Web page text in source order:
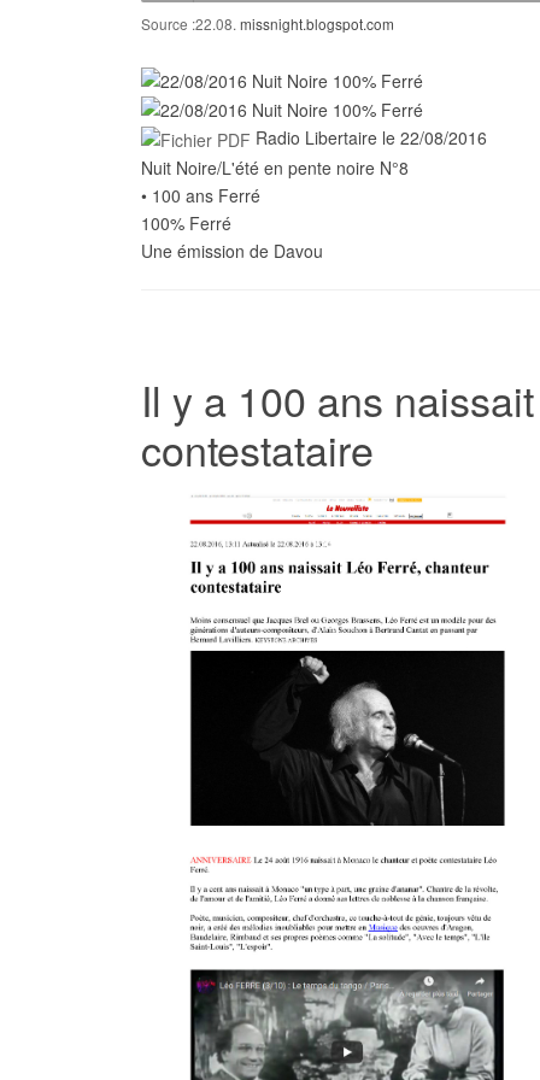
Pause
Pause
Pause
L'été en pente noire/06 une émission de Davou
Source :22.08. missnight.blogspot.com
Radio Libertaire le 22/08/2016
Nuit Noire/L'été en pente noire N°8
• 100 ans Ferré
100% Ferré
Une émission de Davou
Il y a 100 ans
contestataire